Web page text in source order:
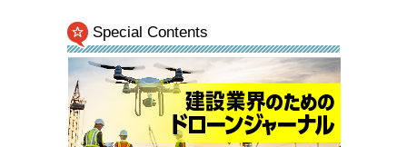
Special Contents